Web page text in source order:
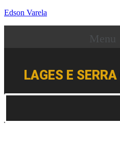
Edson Varela
Menu
LAGES E